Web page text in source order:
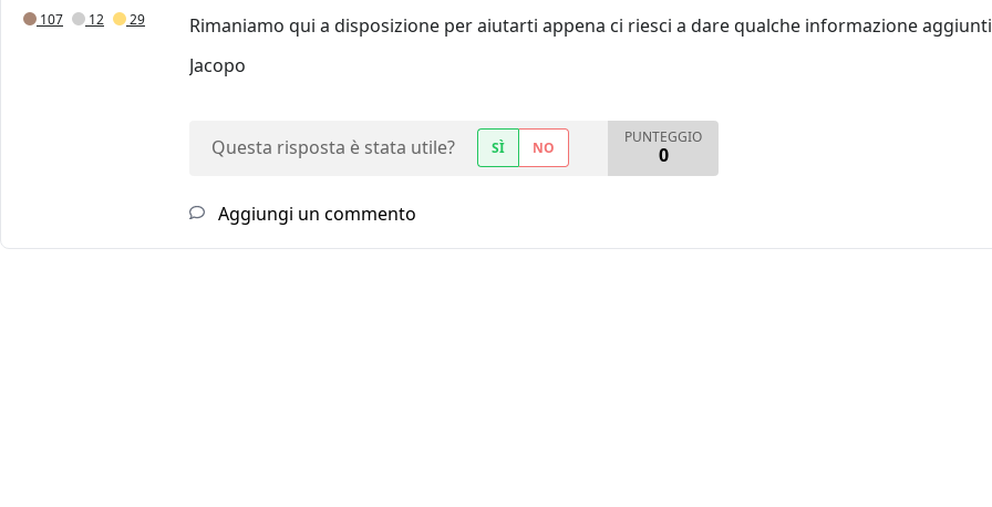
107
12 29
Rimaniamo qui a disposizione per aiutarti appena ci riesci a dare qualche informazione
Jacopo
Questa risposta è stata utile? SÌ NO
PUNTEGGIO
0
Aggiungi un commento